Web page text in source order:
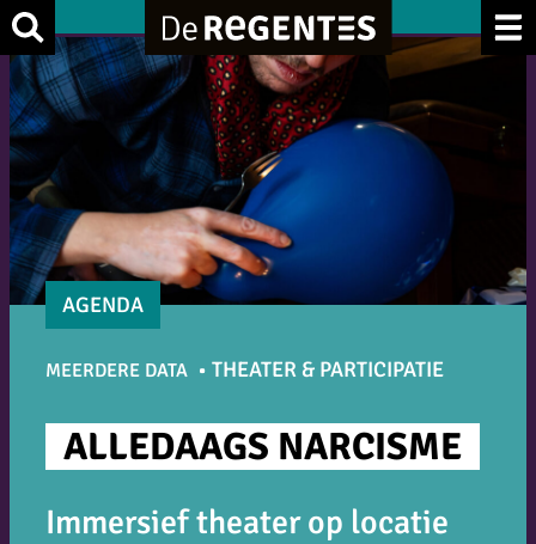
Ga
naar
de
inhoud
AGENDA
MEERDERE DATA THEATER & PARTICIPATIE
ALLEDAAGS NARCISME
Immersief theater op locatie